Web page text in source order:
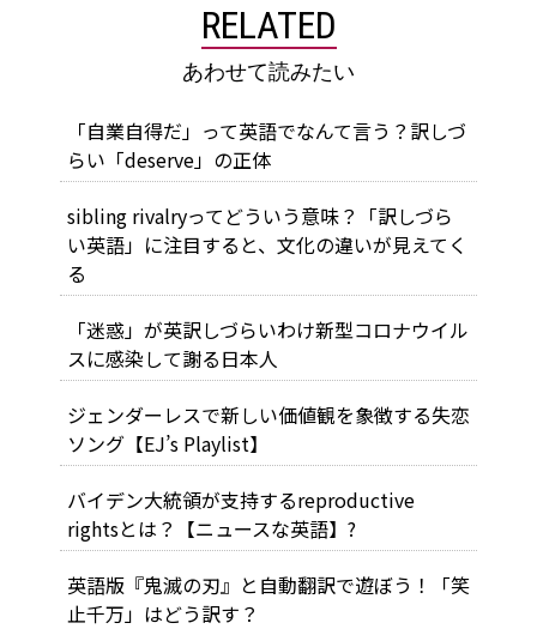
RELATED
あわせて読みたい
「自業自得だ」って英語でなんて言う？訳しづ
らい「deserve」の正体
sibling rivalryってどういう意味？「訳しづら
い英語」に注目すると、文化の違いが見えてく
る
「迷惑」が英訳しづらいわけ――新型コロナウイル
スに感染して謝る日本人
ジェンダーレスで新しい価値観を象徴する失恋
ソング【EJ’s Playlist】
バイデン大統領が支持するreproductive
rightsとは？【ニュースな英語】?
英語版『鬼滅の刃』と自動翻訳で遊ぼう！「笑
止千万」はどう訳す？